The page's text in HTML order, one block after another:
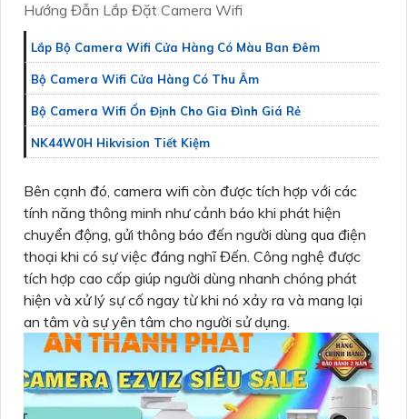
Hướng Đẫn Lắp Đặt Camera Wifi
Lắp Bộ Camera Wifi Cửa Hàng Có Màu Ban Đêm
Bộ Camera Wifi Cửa Hàng Có Thu Âm
Bộ Camera Wifi Ổn Định Cho Gia Đình Giá Rẻ
NK44W0H Hikvision Tiết Kiệm
Bên cạnh đó, camera wifi còn được tích hợp với các
tính năng thông minh như cảnh báo khi phát hiện
chuyển động, gửi thông báo đến người dùng qua điện
thoại khi có sự việc đáng nghĩ Đến. Công nghệ được
tích hợp cao cấp giúp người dùng nhanh chóng phát
hiện và xử lý sự cố ngay từ khi nó xảy ra và mang lại
an tâm và sự yên tâm cho người sử dụng.